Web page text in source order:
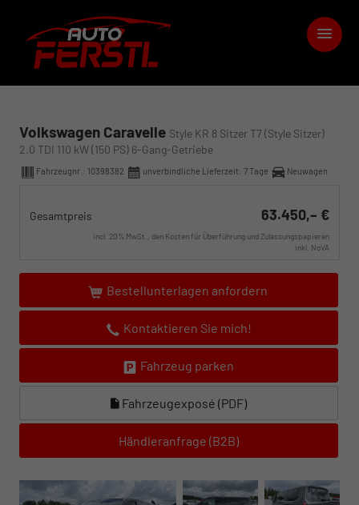
Volkswagen Caravelle Style KR 8 Sitzer T7 (Style Sitzer)
2.0 TDI 110 kW (150 PS) 6-Gang-Getriebe
Fahrzeugnr.: 10398382 unverbindliche Lieferzeit: 7 Tage Neuwagen
Gesamtpreis 63.450,– €
incl. 20% MwSt., den Kosten für Überführung und Zulassungspapieren
inkl. NoVA
Bestellunterlagen anfordern
Kontaktieren Sie mich!
Fahrzeug parken
Fahrzeugexposé (PDF)
Händleranfrage (B2B)